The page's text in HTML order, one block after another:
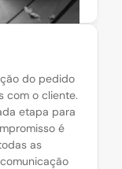
do pedido
com o cliente.
etapa para
é
as